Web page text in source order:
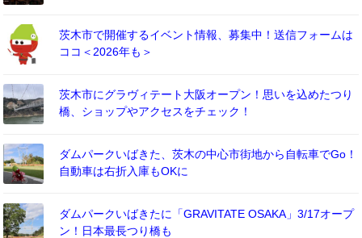
茨木市で開催するイベント情報、募集中！送信フォームは
ココ＜2026年も＞
茨木市にグラヴィテート大阪オープン！思いを込めたつり
橋、ショップやアクセスをチェック！
ダムパークいばきた、茨木の中心市街地から自転車でGo！
自動車は右折入庫もOKに
ダムパークいばきたに「GRAVITATE OSAKA」3/17オープ
ン！日本最長つり橋も